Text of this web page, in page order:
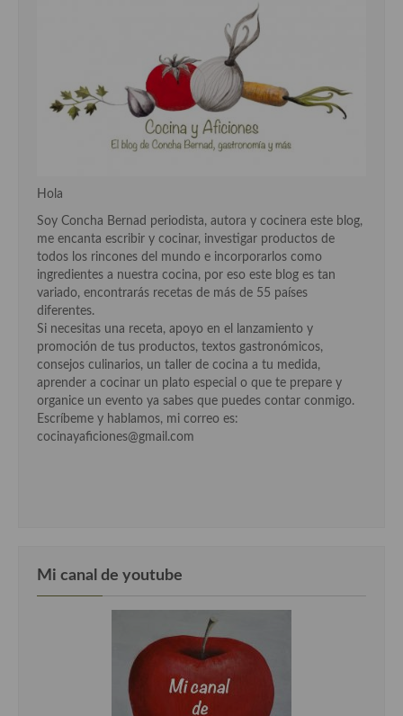
Cocina Vasca
Cocina Europea
Cocina Austriaca
Cocina Belga
Cocina Britanica
Cocina Bulgara
Cocina Danesa
Cocina de la Republica Checa
Cocina de Polonia
Cocina de Ucrania
Cocina Holandesa
Hola
Soy Concha Bernad periodista, autora y cocinera este blog,
me encanta escribir y cocinar, investigar productos de
todos los rincones del mundo e incorporarlos como
ingredientes a nuestra cocina, por eso este blog es tan
variado, encontrarás recetas de más de 55 países
diferentes.
Si necesitas una receta, apoyo en el lanzamiento y
promoción de tus productos, textos gastronómicos,
consejos culinarios, un taller de cocina a tu medida,
aprender a cocinar un plato especial o que te prepare y
organice un evento ya sabes que puedes contar conmigo.
Escríbeme y hablamos, mi correo es:
cocinayaficiones@gmail.com
Mi canal de youtube